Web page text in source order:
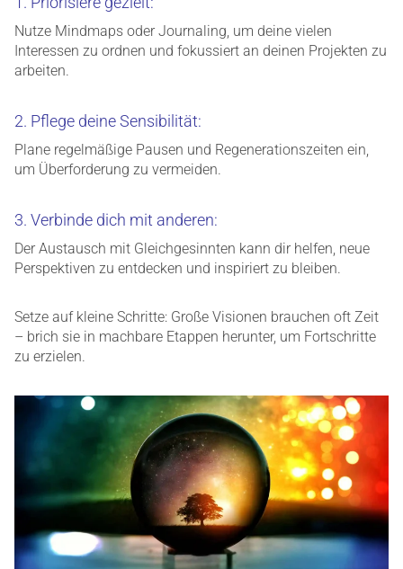
Nutze Mindmaps oder Journaling, um deine vielen
Interessen zu ordnen und fokussiert an deinen Projekten zu
arbeiten.
2. Pflege deine Sensibilität:
Plane regelmäßige Pausen und Regenerationszeiten ein,
um Überforderung zu vermeiden.
3. Verbinde dich mit anderen:
Der Austausch mit Gleichgesinnten kann dir helfen, neue
Perspektiven zu entdecken und inspiriert zu bleiben.
Setze auf kleine Schritte: Große Visionen brauchen oft Zeit
– brich sie in machbare Etappen herunter, um Fortschritte
zu erzielen.